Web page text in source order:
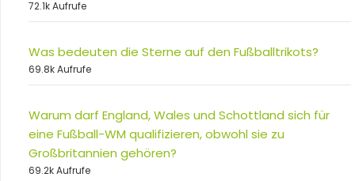
72.1k Aufrufe
Was bedeuten die Sterne auf den Fußballtrikots?
69.8k Aufrufe
Warum darf England, Wales und Schottland sich für
eine Fußball-WM qualifizieren, obwohl sie zu
Großbritannien gehören?
69.2k Aufrufe